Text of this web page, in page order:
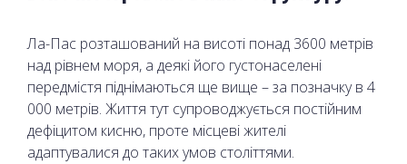
Ла-Пас розташований на висоті понад 3600 метрів
над рівнем моря, а деякі його густонаселені
передмістя піднімаються ще вище – за позначку в 4
000 метрів. Життя тут супроводжується постійним
дефіцитом кисню, проте місцеві жителі
адаптувалися до таких умов століттями.